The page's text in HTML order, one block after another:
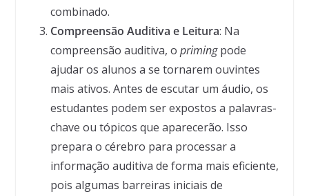
combinado.
Compreensão Auditiva e Leitura: Na
compreensão auditiva, o primingpode
ajudar os alunos a se tornarem ouvintes
mais ativos. Antes de escutar um áudio, os
estudantes podem ser expostos a palavras-
chave ou tópicos que aparecerão. Isso
prepara o cérebro para processar a
informação auditiva de forma mais eficiente,
pois algumas barreiras iniciais de